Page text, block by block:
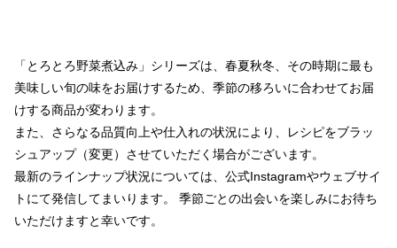
「とろとろ野菜煮込み」シリーズは、春夏秋冬、その時期に最も
美味しい旬の味をお届けするため、季節の移ろいに合わせてお届
けする商品が変わります。
また、さらなる品質向上や仕入れの状況により、レシピをブラッ
シュアップ（変更）させていただく場合がございます。
最新のラインナップ状況については、公式Instagramやウェブサイ
トにて発信してまいります。 季節ごとの出会いを楽しみにお待ち
いただけますと幸いです。